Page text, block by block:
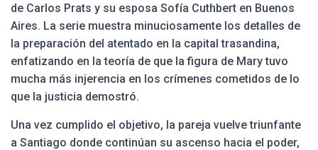
de Carlos Prats y su esposa Sofía Cuthbert en Buenos
Aires. La serie muestra minuciosamente los detalles de
la preparación del atentado en la capital trasandina,
enfatizando en la teoría de que la figura de Mary tuvo
mucha más injerencia en los crímenes cometidos de lo
que la justicia demostró.
Una vez cumplido el objetivo, la pareja vuelve triunfante
a Santiago donde continúan su ascenso hacia el poder,